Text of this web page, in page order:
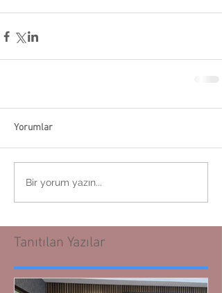
Yorumlar
Bir yorum yazın...
Tanıtılan Yazılar